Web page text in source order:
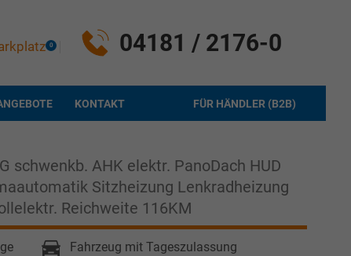
04181 / 2176-0
0
FÜR HÄNDLER (B2B)
KONTAKT
schwenkb. AHK elektr. PanoDach HUD
Sitzheizung Lenkradheizung
Reichweite 116KM
Fahrzeug mit Tageszulassung